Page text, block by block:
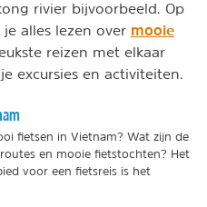
rivier bijvoorbeeld. Op
alles lezen over mooie
reizen met elkaar
excursies en activiteiten.
fietsen in Vietnam? Wat zijn de
en mooie fietstochten? Het
voor een fietsreis is het